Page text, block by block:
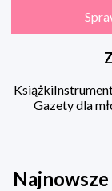
Książki
Gazety dla